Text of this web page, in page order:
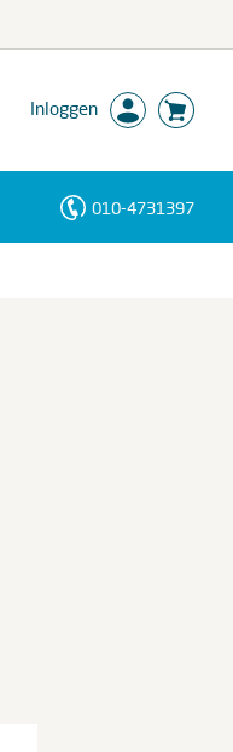
Inloggen
010-4731397